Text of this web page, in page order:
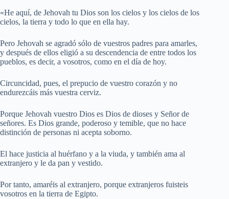
«He aquí, de Jehovah tu Dios son los cielos y los cielos de los
cielos, la tierra y todo lo que en ella hay.
Pero Jehovah se agradó sólo de vuestros padres para amarles,
y después de ellos eligió a su descendencia de entre todos los
pueblos, es decir, a vosotros, como en el día de hoy.
Circuncidad, pues, el prepucio de vuestro corazón y no
endurezcáis más vuestra cerviz.
Porque Jehovah vuestro Dios es Dios de dioses y Señor de
señores. Es Dios grande, poderoso y temible, que no hace
distinción de personas ni acepta soborno.
El hace justicia al huérfano y a la viuda, y también ama al
extranjero y le da pan y vestido.
Por tanto, amaréis al extranjero, porque extranjeros fuisteis
vosotros en la tierra de Egipto.